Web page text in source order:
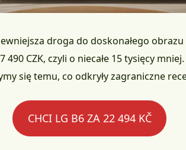
droga do doskonałego obrazu
CZK, czyli o niecałe 15 tysięcy
się temu, co odkryły zagraniczne
CHCI LG B6 ZA 22 494 KČ